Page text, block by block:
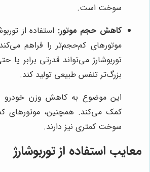
سوخت است.
کاهش حجم موتور: استفاده از
موتورهای کم‌حجم‌تر را فراهم
توربوشارژ می‌تواند قدرتی برابر یا
بزرگ‌تر تنفس طبیعی تولید کند.
این موضوع به کاهش وزن خودرو
کمک می‌کند. همچنین، موتورهای
سوخت کمتری نیز دارند.
معایب استفاده از توربوشارژ